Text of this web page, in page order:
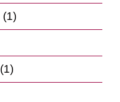
(1)
(1)